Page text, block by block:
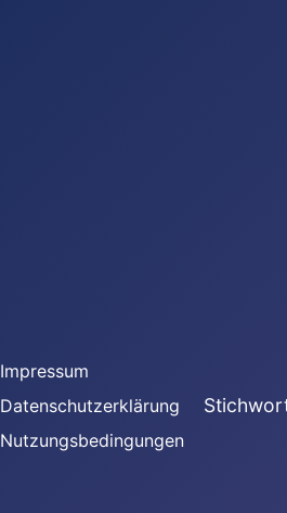
Impressum
Datenschutzerklärung
Nutzungsbedingungen